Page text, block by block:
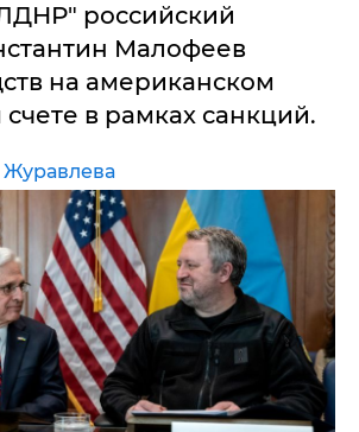
российский
Малофеев
на американском
в рамках санкций.